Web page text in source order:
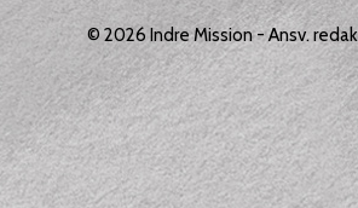
© 2026 Indre Mission- Ansv.